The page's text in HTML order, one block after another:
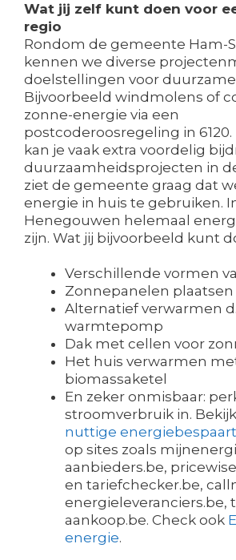
Wat jij zelf kunt doen voor
regio
Rondom de gemeente Ham-
kennen we diverse
doelstellingen voor
Bijvoorbeeld windmolens of
zonne-energie via een
postcoderoosregeling in 6120.
kan je vaak extra voordelig
duurzaamheidsprojecten in
ziet de gemeente graag dat
energie in huis te gebruiken.
Henegouwen helemaal
zijn. Wat jij bijvoorbeeld kunt
Verschillende vormen
Zonnepanelen plaatsen
Alternatief verwarmen
warmtepomp
Dak met cellen voor
Het huis verwarmen
biomassaketel
En zeker onmisbaar:
stroomverbruik in.
nuttige
op sites zoals
aanbieders.be,
en tariefchecker.be,
energieleveranciers.be,
aankoop.be. Check ook
energie.